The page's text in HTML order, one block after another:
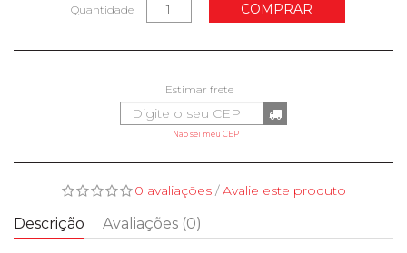
Quantidade COMPRAR
Não sei meu CEP
0 avaliações/Avalie este produto
Descrição Avaliações (0)